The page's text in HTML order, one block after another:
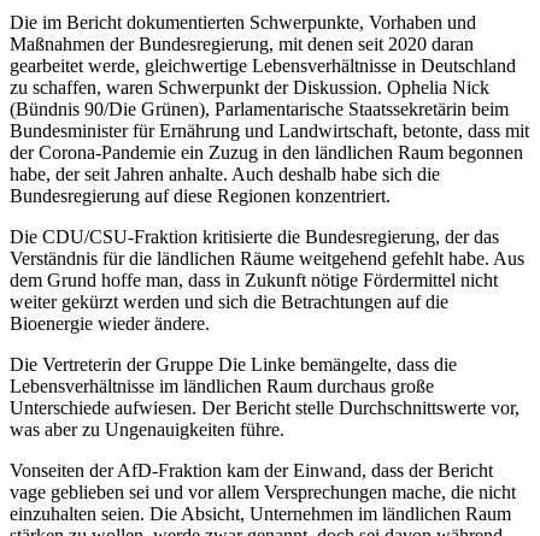
Die im Bericht dokumentierten Schwerpunkte, Vorhaben und
Maßnahmen der Bundesregierung, mit denen seit 2020 daran
gearbeitet werde, gleichwertige Lebensverhältnisse in Deutschland
zu schaffen, waren Schwerpunkt der Diskussion. Ophelia Nick
(Bündnis 90/Die Grünen), Parlamentarische Staatssekretärin beim
Bundesminister für Ernährung und Landwirtschaft, betonte, dass mit
der Corona-Pandemie ein Zuzug in den ländlichen Raum begonnen
habe, der seit Jahren anhalte. Auch deshalb habe sich die
Bundesregierung auf diese Regionen konzentriert.
Die CDU/CSU-Fraktion kritisierte die Bundesregierung, der das
Verständnis für die ländlichen Räume weitgehend gefehlt habe. Aus
dem Grund hoffe man, dass in Zukunft nötige Fördermittel nicht
weiter gekürzt werden und sich die Betrachtungen auf die
Bioenergie wieder ändere.
Die Vertreterin der Gruppe Die Linke bemängelte, dass die
Lebensverhältnisse im ländlichen Raum durchaus große
Unterschiede aufwiesen. Der Bericht stelle Durchschnittswerte vor,
was aber zu Ungenauigkeiten führe.
Vonseiten der AfD-Fraktion kam der Einwand, dass der Bericht
vage geblieben sei und vor allem Versprechungen mache, die nicht
einzuhalten seien. Die Absicht, Unternehmen im ländlichen Raum